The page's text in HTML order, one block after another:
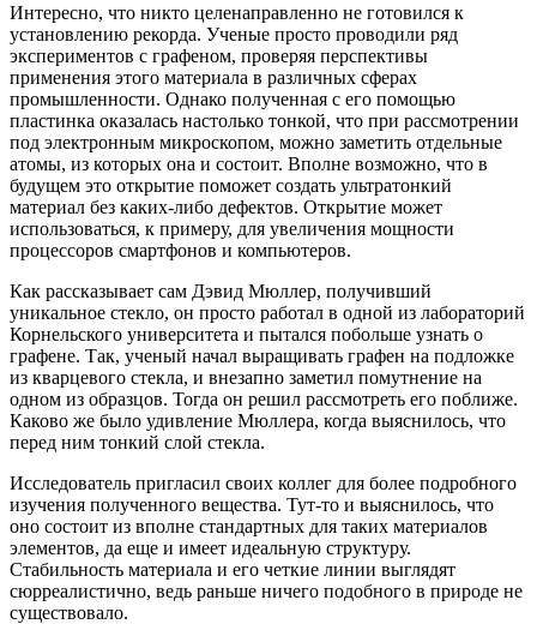
Интересно, что никто целенаправленно не готовился к
установлению рекорда. Ученые просто проводили ряд
экспериментов с графеном, проверяя перспективы
применения этого материала в различных сферах
промышленности. Однако полученная с его помощью
пластинка оказалась настолько тонкой, что при рассмотрении
под электронным микроскопом, можно заметить отдельные
атомы, из которых она и состоит. Вполне возможно, что в
будущем это открытие поможет создать ультратонкий
материал без каких-либо дефектов. Открытие может
использоваться, к примеру, для увеличения мощности
процессоров смартфонов и компьютеров.
Как рассказывает сам Дэвид Мюллер, получивший
уникальное стекло, он просто работал в одной из лабораторий
Корнельского университета и пытался побольше узнать о
графене. Так, ученый начал выращивать графен на подложке
из кварцевого стекла, и внезапно заметил помутнение на
одном из образцов. Тогда он решил рассмотреть его поближе.
Каково же было удивление Мюллера, когда выяснилось, что
перед ним тонкий слой стекла.
Исследователь пригласил своих коллег для более подробного
изучения полученного вещества. Тут-то и выяснилось, что
оно состоит из вполне стандартных для таких материалов
элементов, да еще и имеет идеальную структуру.
Стабильность материала и его четкие линии выглядят
сюрреалистично, ведь раньше ничего подобного в природе не
существовало.